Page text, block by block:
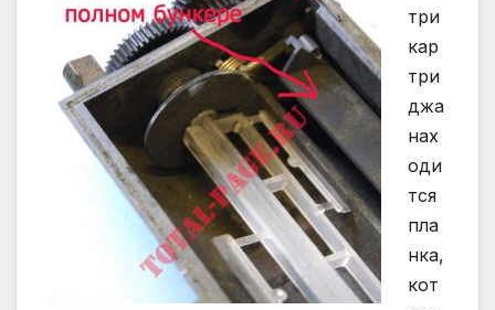
три
кар
три
джа
нах
оди
тся
пла
нка,
кот